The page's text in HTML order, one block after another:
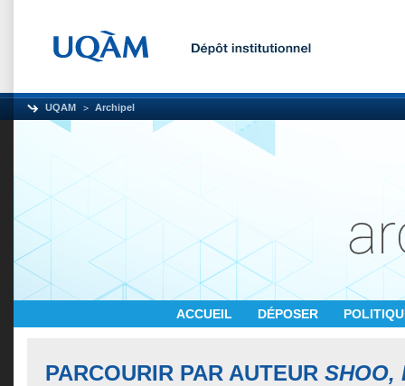
UQAM Archipel
ACCUEIL DÉPOSER
PARCOURIR PAR AUTEUR SHOO,